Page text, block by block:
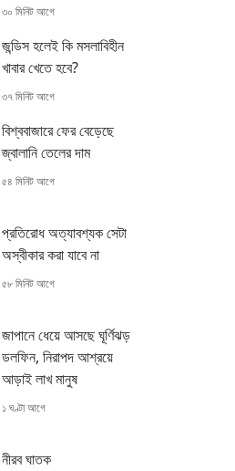
৩০ মিনিট আগে
জন্ডিস হলেই কি মসলাবিহীন
খাবার খেতে হবে?
৩৭ মিনিট আগে
বিশ্ববাজারে ফের বেড়েছে
জ্বালানি তেলের দাম
৫৪ মিনিট আগে
প্রতিরোধ অত্যাবশ্যক সেটা
অস্বীকার করা যাবে না
৫৮ মিনিট আগে
জাপানে ধেয়ে আসছে ঘূর্ণিঝড়
ডলফিন, নিরাপদ আশ্রয়ে
আড়াই লাখ মানুষ
১ ঘণ্টা আগে
নীরব ঘাতক